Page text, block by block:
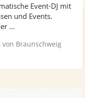
Fotos
5
Event-DJ mit
und Events.
...
von Braunschweig